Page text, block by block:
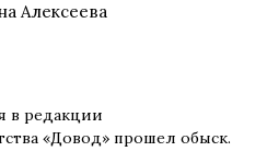
Алексеева
в редакции
«Довод» прошел обыск.